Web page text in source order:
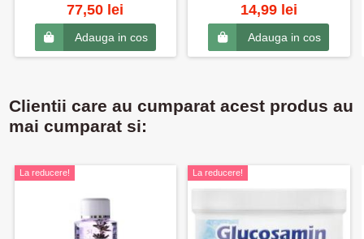
77,50 lei
Adauga in cos
14,99 lei
Adauga in cos
Clientii care au cumparat acest produs au
mai cumparat si:
La reducere! La reducere!